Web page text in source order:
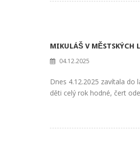
MIKULÁŠ V MĚSTSKÝCH
04.12.2025
Dnes 4.12.2025 zavítala do
děti celý rok hodné, čert